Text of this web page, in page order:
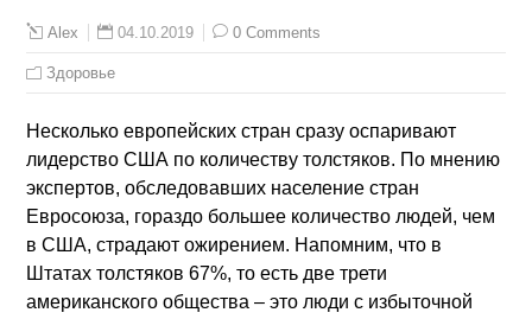
Alex 04.10.2019 0 Comments
Здоровье
Несколько европейских стран сразу оспаривают
лидерство США по количеству толстяков. По мнению
экспертов, обследовавших население стран
Евросоюза, гораздо большее количество людей, чем
в США, страдают ожирением. Напомним, что в
Штатах толстяков 67%, то есть две трети
американского общества – это люди с избыточной